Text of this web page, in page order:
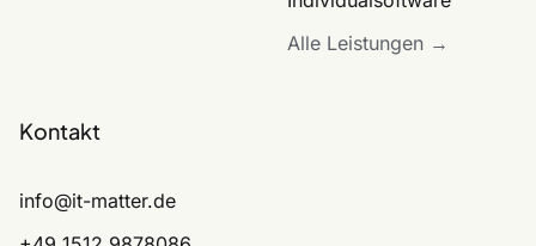
Alle Leistungen →
Kontakt
info@it-matter.de